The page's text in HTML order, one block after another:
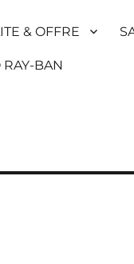
& OFFRE
RAY-BAN